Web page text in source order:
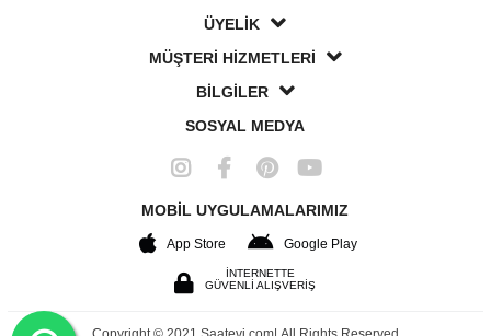
ÜYELİK
MÜŞTERİ HİZMETLERİ
BİLGİLER
SOSYAL MEDYA
MOBİL UYGULAMALARIMIZ
App Store Google Play
İNTERNETTE
GÜVENLİ ALIŞVERİŞ